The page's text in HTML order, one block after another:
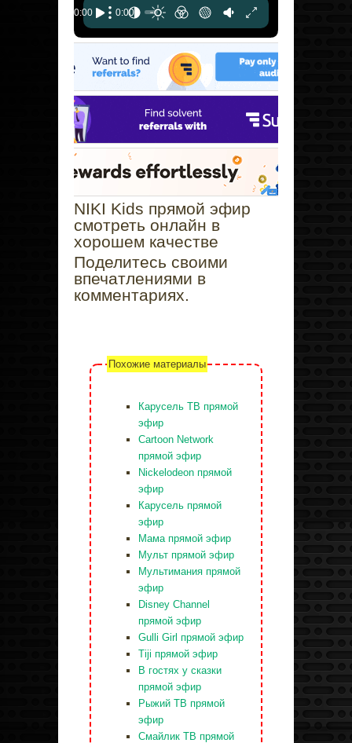
NIKI Kids прямой эфир
смотреть онлайн в
хорошем качестве
Поделитесь своими
впечатлениями в
комментариях.
Похожие материалы
Карусель ТВ прямой
эфир
Cartoon Network
прямой эфир
Nickelodeon прямой
эфир
Карусель прямой
эфир
Мама прямой эфир
Мульт прямой эфир
Мультимания прямой
эфир
Disney Channel
прямой эфир
Gulli Girl прямой эфир
Tiji прямой эфир
В гостях у сказки
прямой эфир
Рыжий ТВ прямой
эфир
Смайлик ТВ прямой